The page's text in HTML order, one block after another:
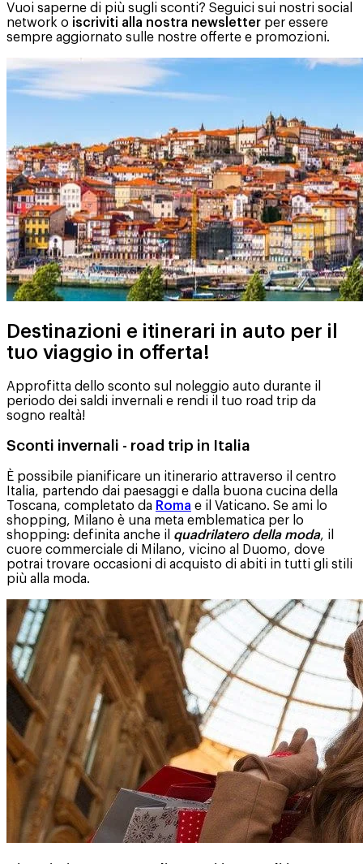
Vuoi saperne di più sugli sconti? Seguici sui nostri social
network o iscriviti alla nostra newsletter per essere
sempre aggiornato sulle nostre offerte e promozioni.
Destinazioni e itinerari in auto per il
tuo viaggio in offerta!
Approfitta dello sconto sul noleggio auto durante il
periodo dei saldi invernali e rendi il tuo road trip da
sogno realtà!
Sconti invernali - road trip in Italia
È possibile pianificare un itinerario attraverso il centro
Italia, partendo dai paesaggi e dalla buona cucina della
Toscana, completato da Roma e il Vaticano. Se ami lo
shopping, Milano è una meta emblematica per lo
shopping: definita anche il quadrilatero della moda, il
cuore commerciale di Milano, vicino al Duomo, dove
potrai trovare occasioni di acquisto di abiti in tutti gli stili
più alla moda.